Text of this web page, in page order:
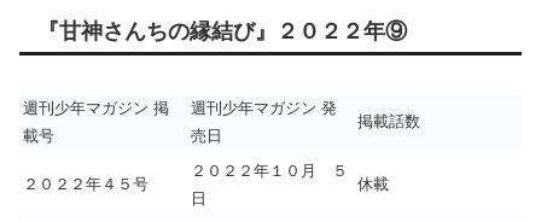
『甘神さんちの縁結び』２０２２年⑨
週刊少年マガジン 掲
載号
週刊少年マガジン 発
売日
掲載話数
２０２２年４５号
２０２２年１０月 ５
日
休載